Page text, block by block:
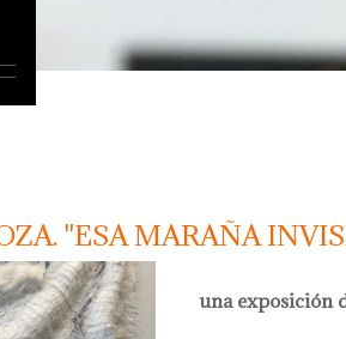
"ESA MARAÑA
una exposición